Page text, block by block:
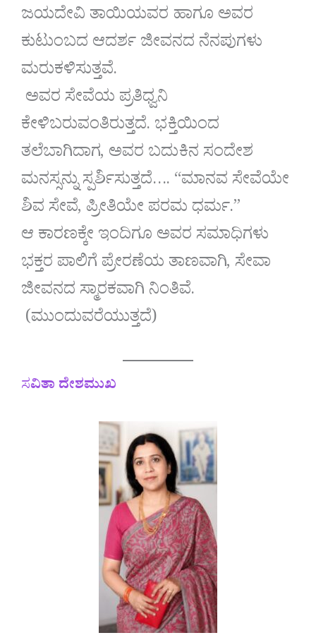
ಜಯದೇವಿ ತಾಯಿಯವರ ಹಾಗೂ ಅವರ
ಕುಟುಂಬದ ಆದರ್ಶ ಜೀವನದ ನೆನಪುಗಳು
ಮರುಕಳಿಸುತ್ತವೆ.
ಅವರ ಸೇವೆಯ ಪ್ರತಿಧ್ವನಿ
ಕೇಳಿಬರುವಂತಿರುತ್ತದೆ. ಭಕ್ತಿಯಿಂದ
ತಲೆಬಾಗಿದಾಗ, ಅವರ ಬದುಕಿನ ಸಂದೇಶ
ಮನಸ್ಸನ್ನು ಸ್ಪರ್ಶಿಸುತ್ತದೆ…. “ಮಾನವ ಸೇವೆಯೇ
ಶಿವ ಸೇವೆ, ಪ್ರೀತಿಯೇ ಪರಮ ಧರ್ಮ.”
ಆ ಕಾರಣಕ್ಕೇ ಇಂದಿಗೂ ಅವರ ಸಮಾಧಿಗಳು
ಭಕ್ತರ ಪಾಲಿಗೆ ಪ್ರೇರಣೆಯ ತಾಣವಾಗಿ, ಸೇವಾ
ಜೀವನದ ಸ್ಮಾರಕವಾಗಿ ನಿಂತಿವೆ.
(ಮುಂದುವರೆಯುತ್ತದೆ)
ಸವಿತಾ ದೇಶಮುಖ